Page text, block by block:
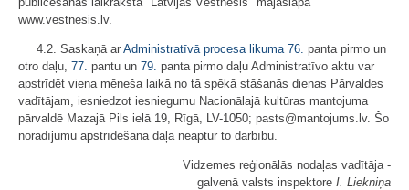
www.vestnesis.lv.
4.2. Saskaņā ar Administratīvā procesa likuma 76. panta pirmo un
otro daļu, 77. pantu un 79. panta pirmo daļu Administratīvo aktu var
apstrīdēt viena mēneša laikā no tā spēkā stāšanās dienas Pārvaldes
vadītājam, iesniedzot iesniegumu Nacionālajā kultūras mantojuma
pārvaldē Mazajā Pils ielā 19, Rīgā, LV-1050; pasts@mantojums.lv. Šo
norādījumu apstrīdēšana daļā neaptur to darbību.
Vidzemes reģionālās nodaļas vadītāja -
galvenā valsts inspektore I. Liekniņa